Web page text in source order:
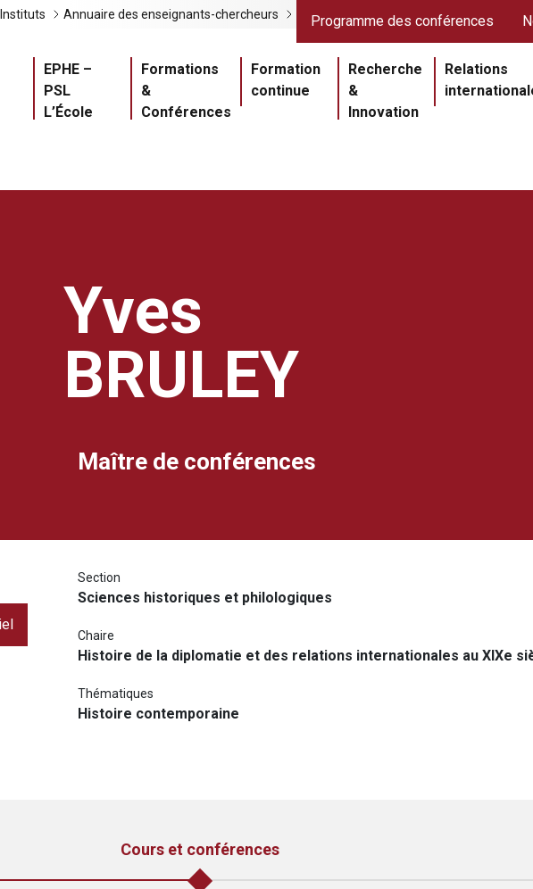
Navigation principale
EPHE –
PSL
L’École
Formations
&
Conférences
Formation
continue
Recherche
&
Innovation
Relations
Liens gris
Instituts Annuaire des enseignants-chercheurs Liens
Programme des conférences
Yves
BRULEY
Maître de conférences
Section
Sciences historiques et philologiques
Chaire
Histoire de la diplomatie et des relations internationales au XIXe
Thématiques
Histoire contemporaine
Cours et conférences